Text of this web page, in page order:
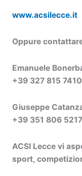
www.acsilecce.it
Oppure
Emanuele
+39 327 815 7410
Giuseppe
+39 351 806 5217
ACSI Lecce vi
sport,